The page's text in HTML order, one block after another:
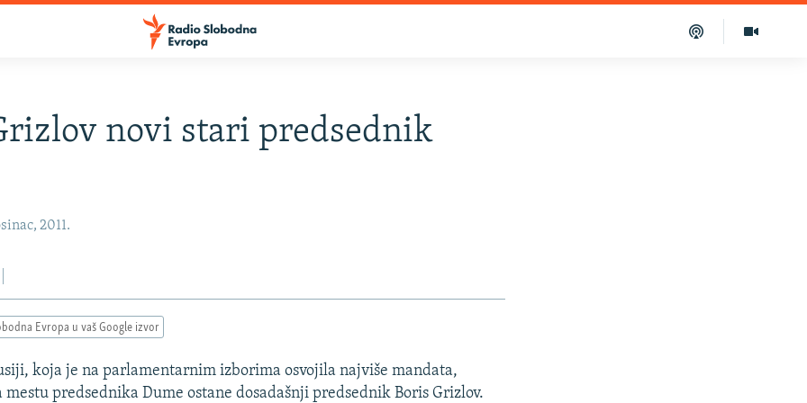
novi stari predsednik
2011.
Evropa u vaš Google izvor
koja je na parlamentarnim izborima osvojila najviše mandata,
mestu predsednika Dume ostane dosadašnji predsednik Boris Grizlov.